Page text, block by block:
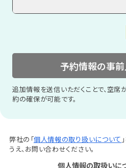
予約情報の事
追加情報を送信いただくことで、空
約の確保が可能です。
弊社の「個人情報の取り扱いについて
うえ、お問い合わせください。
個人情報の取扱いに